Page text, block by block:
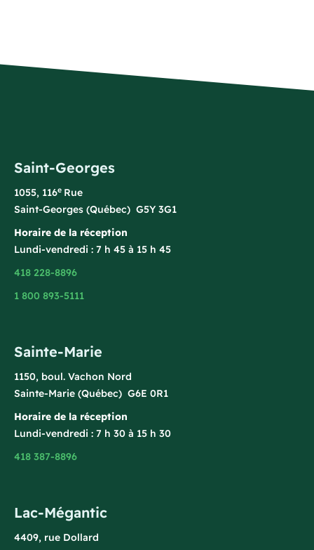
Saint-Georges
1055, 116e Rue
Saint-Georges (Québec) G5Y 3G1
Horaire de la réception
Lundi-vendredi : 7 h 45 à 15 h 45
418 228-8896
1 800 893-5111
Sainte-Marie
1150, boul. Vachon Nord
Sainte-Marie (Québec) G6E 0R1
Horaire de la réception
Lundi-vendredi : 7 h 30 à 15 h 30
418 387-8896
Lac-Mégantic
4409, rue Dollard